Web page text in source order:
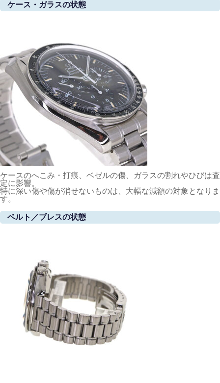
ケース・ガラスの状態
ケースのへこみ・打痕、ベゼルの傷、ガラスの割れやひびは査
定に影響。
特に深い傷や傷が消せないものは、大幅な減額の対象となりま
す。
ベルト／ブレスの状態